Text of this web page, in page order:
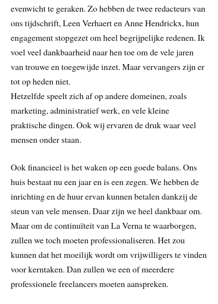
evenwicht te geraken. Zo hebben de twee redacteurs van
ons tijdschrift, Leen Verhaert en Anne Hendrickx, hun
engagement stopgezet om heel begrijpelijke redenen. Ik
voel veel dankbaarheid naar hen toe om de vele jaren
van trouwe en toegewijde inzet. Maar vervangers zijn er
tot op heden niet.
Hetzelfde speelt zich af op andere domeinen, zoals
marketing, administratief werk, en vele kleine
praktische dingen. Ook wij ervaren de druk waar veel
mensen onder staan.
Ook financieel is het waken op een goede balans. Ons
huis bestaat nu een jaar en is een zegen. We hebben de
inrichting en de huur ervan kunnen betalen dankzij de
steun van vele mensen. Daar zijn we heel dankbaar om.
Maar om de continuïteit van La Verna te waarborgen,
zullen we toch moeten professionaliseren. Het zou
kunnen dat het moeilijk wordt om vrijwilligers te vinden
voor kerntaken. Dan zullen we een of meerdere
professionele freelancers moeten aanspreken.